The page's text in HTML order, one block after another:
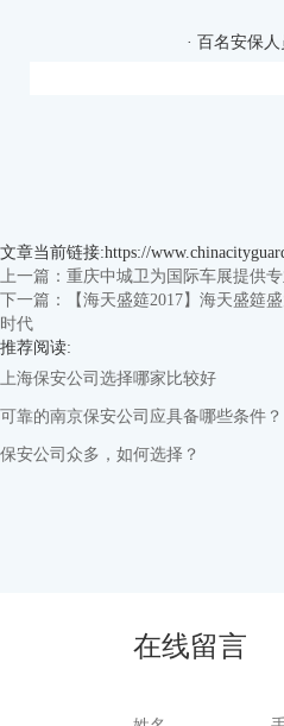
· 百名安保
文章当前链接:https://
上一篇：重庆中城卫为国际车展提供
下一篇：【海天盛筵2017】海天盛筵
时代
推荐阅读:
上海保安公司选择哪家比较好
可靠的南京保安公司应具备哪些条件？
保安公司众多，如何选择？
在线留言